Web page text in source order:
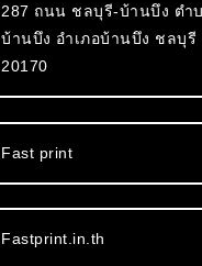
287 ถนน ชลบุรี-บ้านบึง ตำ
บ้านบึง อำเภอบ้านบึง ชลบุรี
20170
Fast print
Fastprint.in.th